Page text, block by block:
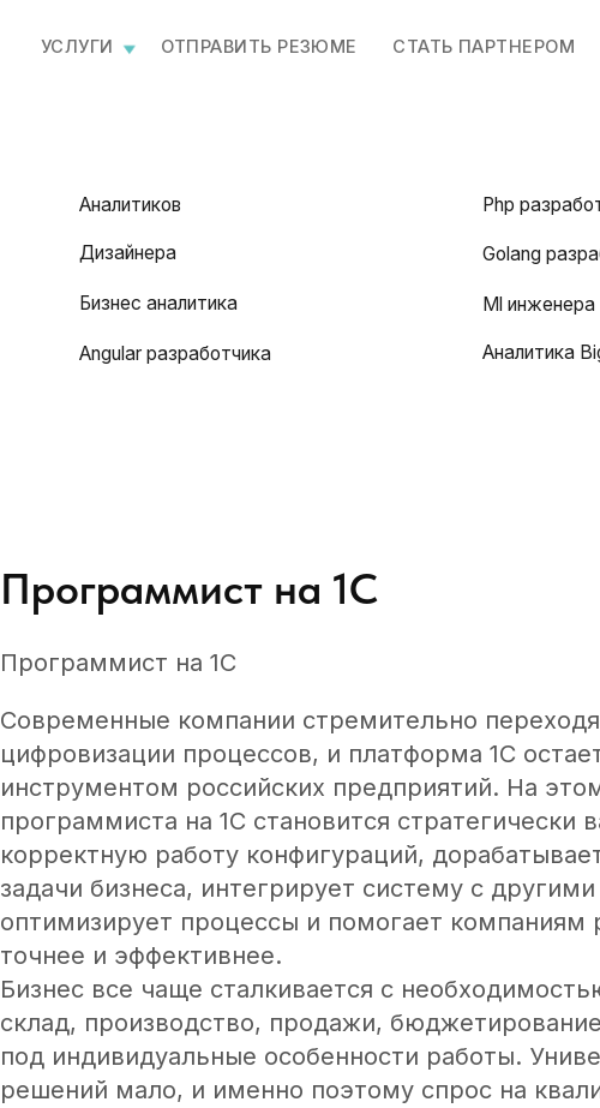
ОТПРАВИТЬ РЕЗЮМЕ СТАТЬ ПАРТНЕРОМ БЛОГ
УСЛУГИ
Angular разработчика Аналитика Big Data
Программист на 1С
Программист на 1С
Современные компании стремительно
цифровизации процессов, и платформа 1С
инструментом российских предприятий. На
программиста на 1С становится стратегически
корректную работу конфигураций,
задачи бизнеса, интегрирует систему с
оптимизирует процессы и помогает компаниям
точнее и эффективнее.
Бизнес все чаще сталкивается с
склад, производство, продажи,
под индивидуальные особенности работы.
решений мало, и именно поэтому спрос на